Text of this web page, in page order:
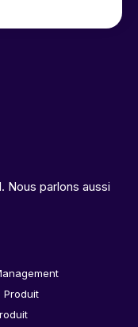
Nous parlons aussi
Produit